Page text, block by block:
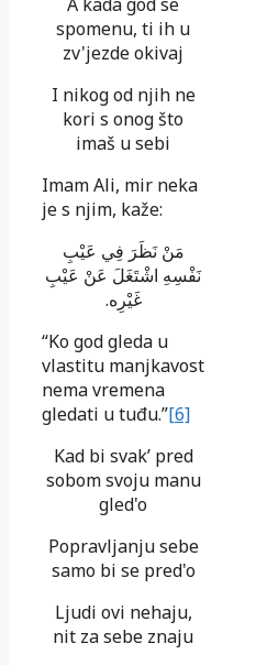
spomenu, ti ih u
zv'jezde okivaj
I nikog od njih ne
kori s onog što
imaš u sebi
Imam Ali, mir neka
je s njim, kaže:
مَنْ نَظَرَ فِي عَيْبِ
نَفْسِهِ اشْتَغَلَ عَنْ عَيْبِ
غَيْرِه.
“Ko god gleda u
vlastitu manjkavost
nema vremena
gledati u tuđu.”[6]
Kad bi svak’ pred
sobom svoju manu
gled'o
Popravljanju sebe
samo bi se pred'o
Ljudi ovi nehaju,
nit za sebe znaju